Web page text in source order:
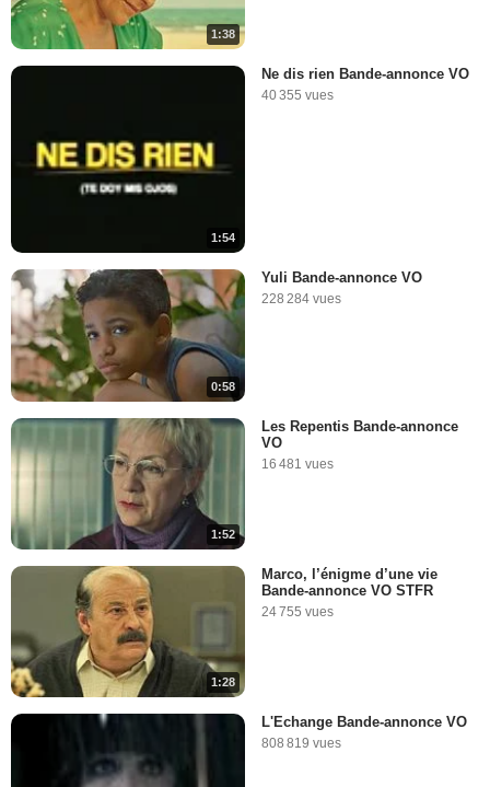
1:38
1:54
Ne dis rien Bande-annonce VO
40 355 vues
0:58
Yuli Bande-annonce VO
228 284 vues
1:52
Les Repentis Bande-annonce
VO
16 481 vues
1:28
Marco, l’énigme d’une vie
Bande-annonce VO STFR
24 755 vues
L'Echange Bande-annonce VO
808 819 vues